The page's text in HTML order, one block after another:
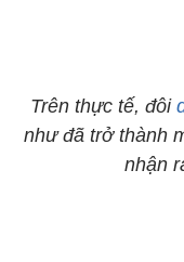
Trên thực tế, đôi
như đã trở thành
nhận